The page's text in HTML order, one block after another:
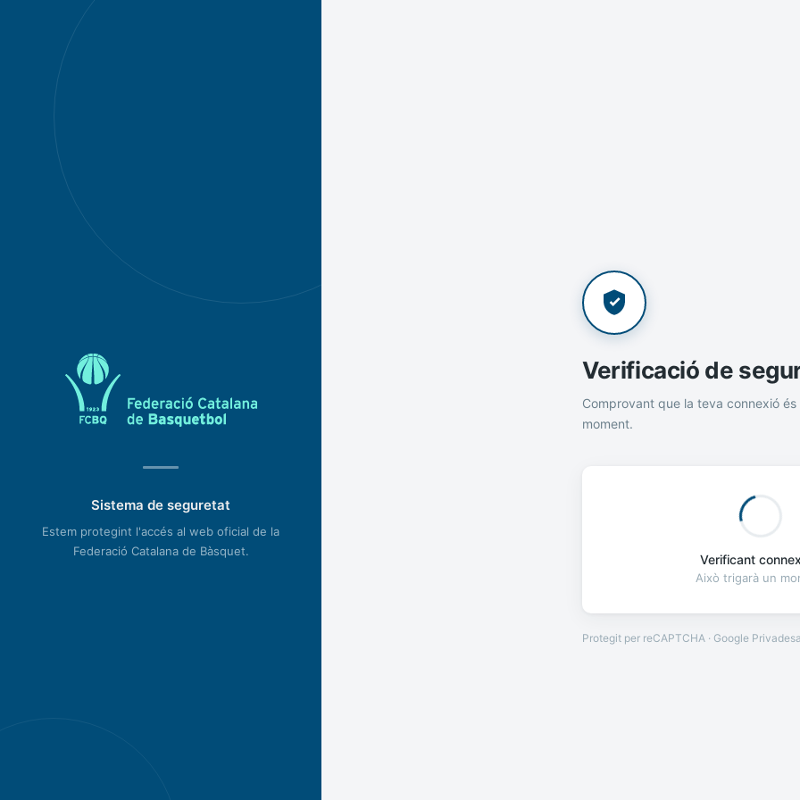
Sistema de seguretat
Estem protegint l'accés al web oficial de la
Federació Catalana de Bàsquet.
Verificació de
Comprovant que la teva connexió és
moment.
Verificant
Això trigarà un
Protegit per reCAPTCHA · Google Privadesa